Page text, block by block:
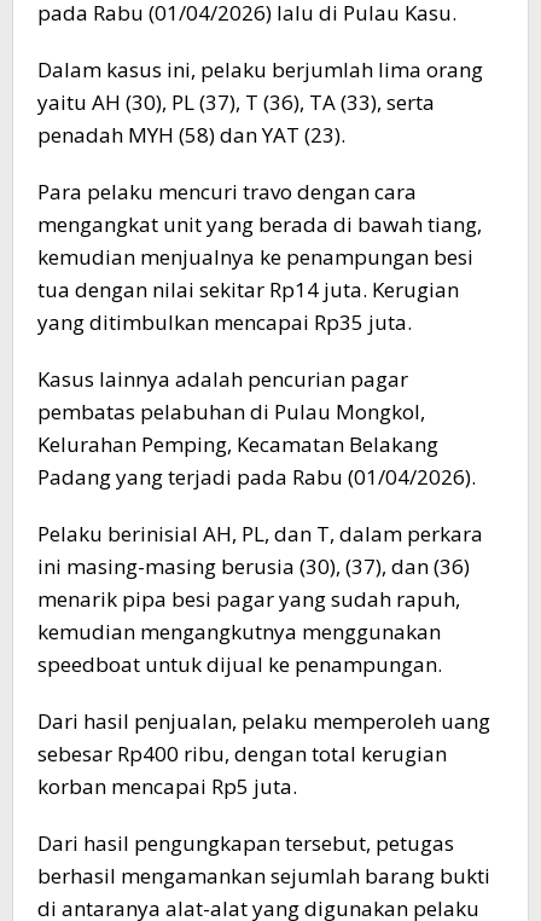
pada Rabu (01/04/2026) lalu di Pulau Kasu.
Dalam kasus ini, pelaku berjumlah lima orang
yaitu AH (30), PL (37), T (36), TA (33), serta
penadah MYH (58) dan YAT (23).
Para pelaku mencuri travo dengan cara
mengangkat unit yang berada di bawah tiang,
kemudian menjualnya ke penampungan besi
tua dengan nilai sekitar Rp14 juta. Kerugian
yang ditimbulkan mencapai Rp35 juta.
Kasus lainnya adalah pencurian pagar
pembatas pelabuhan di Pulau Mongkol,
Kelurahan Pemping, Kecamatan Belakang
Padang yang terjadi pada Rabu (01/04/2026).
Pelaku berinisial AH, PL, dan T, dalam perkara
ini masing-masing berusia (30), (37), dan (36)
menarik pipa besi pagar yang sudah rapuh,
kemudian mengangkutnya menggunakan
speedboat untuk dijual ke penampungan.
Dari hasil penjualan, pelaku memperoleh uang
sebesar Rp400 ribu, dengan total kerugian
korban mencapai Rp5 juta.
Dari hasil pengungkapan tersebut, petugas
berhasil mengamankan sejumlah barang bukti
di antaranya alat-alat yang digunakan pelaku